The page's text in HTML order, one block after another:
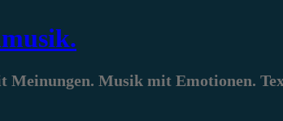
Meinungen. Musik mit Emotionen.